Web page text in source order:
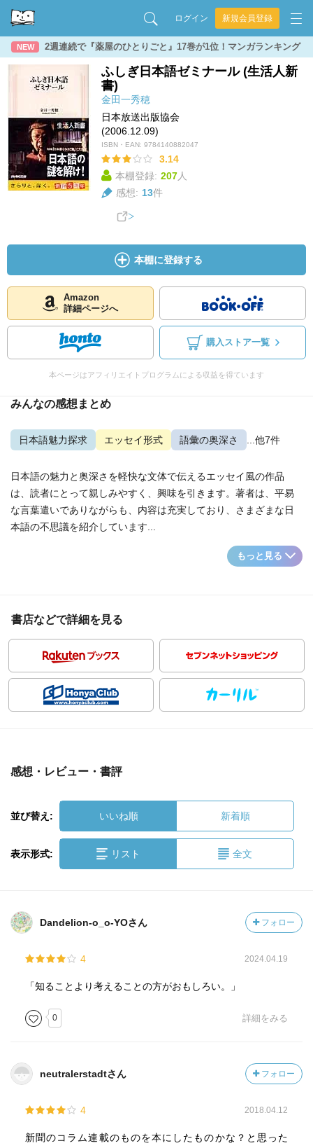
ログイン 新規会員登録
NEW 2週連続で『薬屋のひとりごと』17巻が1位！マンガランキング
ふしぎ日本語ゼミナール (生活人新
書)
金田一秀穂
日本放送出版協会
(2006.12.09)
ISBN・EAN: 9784140882047
3.14
本棚登録: 207人
感想: 13件
本棚に登録する
Amazon
詳細ページへ
購入ストア一覧
本ページはアフィリエイトプログラムによる収益を得ています
みんなの感想まとめ
日本語魅力探求 エッセイ形式 語彙の奥深さ ...他7件
日本語の魅力と奥深さを軽快な文体で伝えるエッセイ風の作品
は、読者にとって親しみやすく、興味を引きます。著者は、平易
な言葉遣いでありながらも、内容は充実しており、さまざまな日
本語の不思議を紹介しています...
もっと見る
書店などで詳細を見る
感想・レビュー・書評
並び替え: いいね順 新着順
表示形式: リスト 全文
Dandelion-o_o-YOさん フォロー
4 2024.04.19
「知ることより考えることの方がおもしろい。」
0 詳細をみる
neutralerstadtさん フォロー
4 2018.04.12
新聞のコラム連載のものを本にしたものかな？と思った